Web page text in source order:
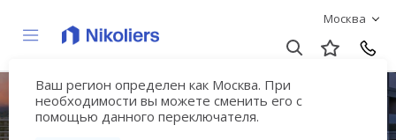
Москва
Ваш регион определен как Москва. При
необходимости вы можете сменить его с
помощью данного переключателя.
Нескучный сад